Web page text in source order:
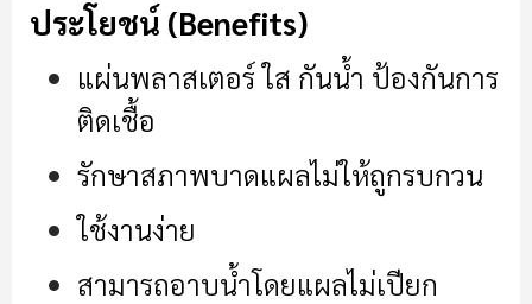
ประโยชน์ (Benefits)
แผ่นพลาสเตอร์ ใส กันน้ำ ป้องกันการ
ติดเชื้อ
รักษาสภาพบาดแผลไม่ให้ถูกรบกวน
ใช้งานง่าย
สามารถอาบน้ำโดยแผลไม่เปียก